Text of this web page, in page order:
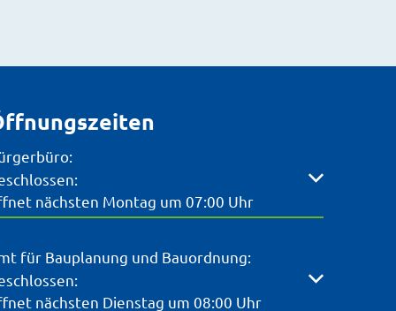
um weitere Öffnungs- oder Schließzeiten
nächsten Montag um 07:00 Uhr
für Bauplanung und Bauordnung:
um weitere Öffnungs- oder Schließzeiten
nächsten Dienstag um 08:00 Uhr